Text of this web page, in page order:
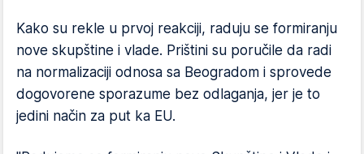
Kako su rekle u prvoj reakciji, raduju se formiranju
nove skupštine i vlade. Prištini su poručile da radi
na normalizaciji odnosa sa Beogradom i sprovede
dogovorene sporazume bez odlaganja, jer je to
jedini način za put ka EU.